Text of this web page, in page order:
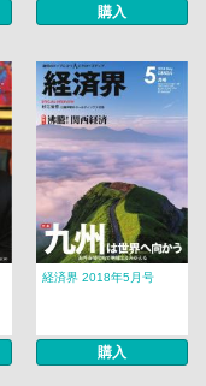
購入
経済界 2018年5月号
購入